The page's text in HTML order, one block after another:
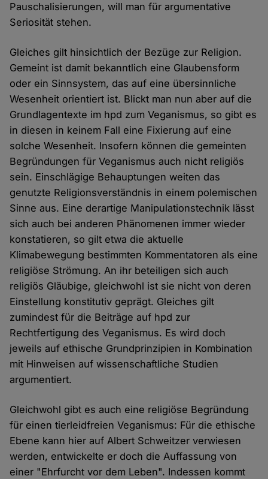
Pauschalisierungen, will man für argumentative
Seriosität stehen.
Gleiches gilt hinsichtlich der Bezüge zur Religion.
Gemeint ist damit bekanntlich eine Glaubensform
oder ein Sinnsystem, das auf eine übersinnliche
Wesenheit orientiert ist. Blickt man nun aber auf die
Grundlagentexte im hpd zum Veganismus, so gibt es
in diesen in keinem Fall eine Fixierung auf eine
solche Wesenheit. Insofern können die gemeinten
Begründungen für Veganismus auch nicht religiös
sein. Einschlägige Behauptungen weiten das
genutzte Religionsverständnis in einem polemischen
Sinne aus. Eine derartige Manipulationstechnik lässt
sich auch bei anderen Phänomenen immer wieder
konstatieren, so gilt etwa die aktuelle
Klimabewegung bestimmten Kommentatoren als eine
religiöse Strömung. An ihr beteiligen sich auch
religiös Gläubige, gleichwohl ist sie nicht von deren
Einstellung konstitutiv geprägt. Gleiches gilt
zumindest für die Beiträge auf hpd zur
Rechtfertigung des Veganismus. Es wird doch
jeweils auf ethische Grundprinzipien in Kombination
mit Hinweisen auf wissenschaftliche Studien
argumentiert.
Gleichwohl gibt es auch eine religiöse Begründung
für einen tierleidfreien Veganismus: Für die ethische
Ebene kann hier auf Albert Schweitzer verwiesen
werden, entwickelte er doch die Auffassung von
einer "Ehrfurcht vor dem Leben". Indessen kommt